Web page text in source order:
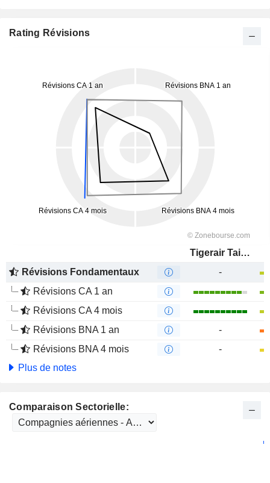
Rating Révisions
Tigerair Taiwan Co., Ltd.
Révisions Fondamentaux
-
Révisions CA 1 an
Révisions CA 4 mois
Révisions BNA 1 an
-
Révisions BNA 4 mois
-
Plus de notes
Comparaison Sectorielle: